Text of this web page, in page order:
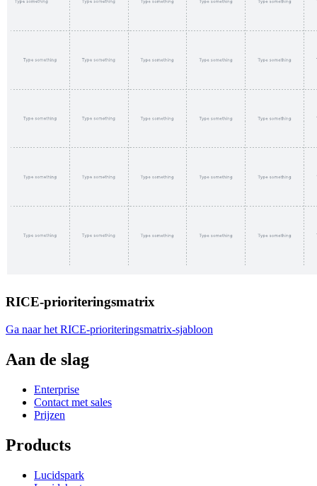
RICE-prioriteringsmatrix
Ga naar het RICE-prioriteringsmatrix-sjabloon
Aan de slag
Enterprise
Contact met sales
Prijzen
Products
Lucidspark